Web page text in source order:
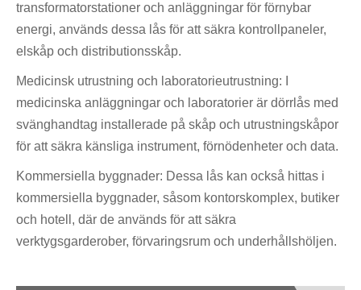
transformatorstationer och anläggningar för förnybar
energi, används dessa lås för att säkra kontrollpaneler,
elskåp och distributionsskåp.
Medicinsk utrustning och laboratorieutrustning: I
medicinska anläggningar och laboratorier är dörrlås med
svänghandtag installerade på skåp och utrustningskåpor
för att säkra känsliga instrument, förnödenheter och data.
Kommersiella byggnader: Dessa lås kan också hittas i
kommersiella byggnader, såsom kontorskomplex, butiker
och hotell, där de används för att säkra
verktygsgarderober, förvaringsrum och underhållshöljen.